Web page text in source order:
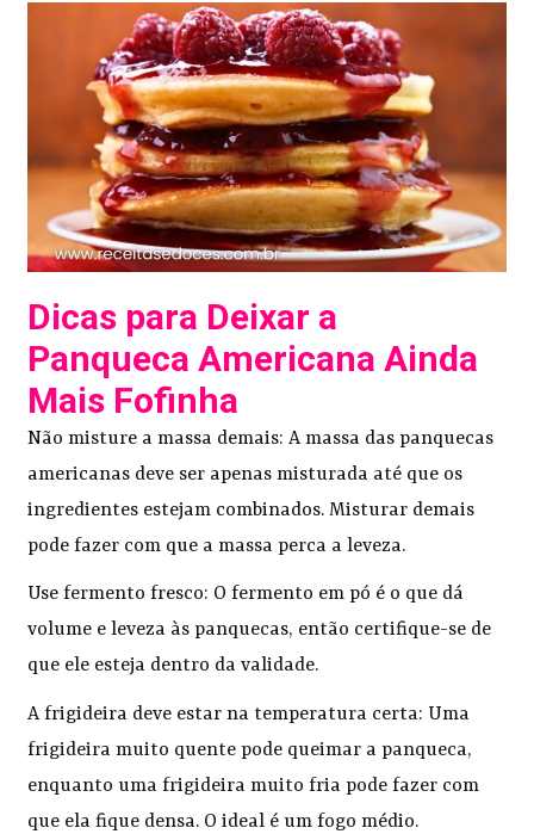
Dicas para Deixar a
Panqueca Americana Ainda
Mais Fofinha
Não misture a massa demais: A massa das panquecas
americanas deve ser apenas misturada até que os
ingredientes estejam combinados. Misturar demais
pode fazer com que a massa perca a leveza.
Use fermento fresco: O fermento em pó é o que dá
volume e leveza às panquecas, então certifique-se de
que ele esteja dentro da validade.
A frigideira deve estar na temperatura certa: Uma
frigideira muito quente pode queimar a panqueca,
enquanto uma frigideira muito fria pode fazer com
que ela fique densa. O ideal é um fogo médio.